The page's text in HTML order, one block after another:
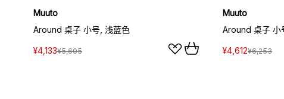
Muuto
Around 桌子 小号, 浅蓝色
¥4,133¥5,605
Muuto
Around 桌子 小
¥4,612¥6,253